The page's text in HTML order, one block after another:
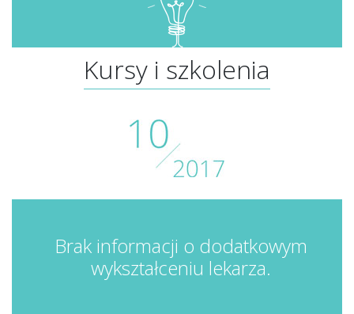
Kursy i szkolenia
Brak informacji o dodatkowym
wykształceniu lekarza.